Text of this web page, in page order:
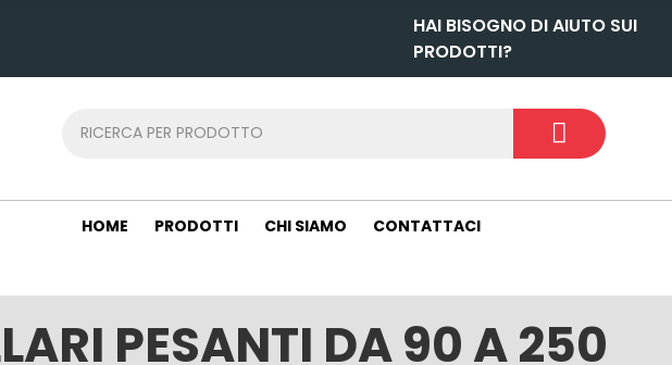
HAI BISOGNO DI AIUTO SUI
PRODOTTI?
HOME PRODOTTI CHI SIAMO CONTATTACI
PESANTI DA 90 A 250